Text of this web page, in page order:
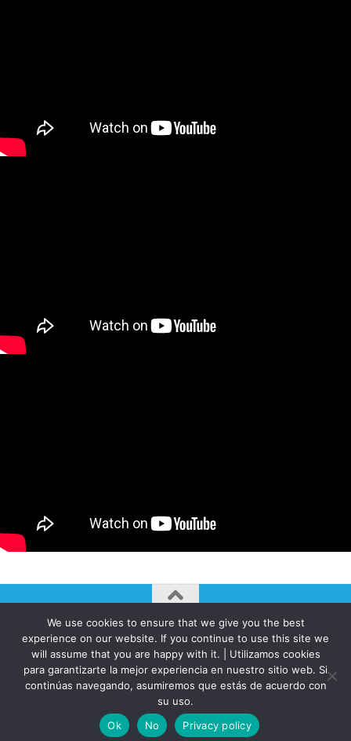
AUTOGIRO/el giro del arte actual © JAVIER MARTINEZ 2026. All
Rights Reserved.
Funciona con - Diseñado con elTema Hueman
We use cookies to ensure that we give you the best
experience on our website. If you continue to use this site we
will assume that you are happy with it. | Utilizamos cookies
para garantizarte la mejor experiencia en nuestro sitio web. Si
continúas navegando, asumiremos que estás de acuerdo con
su uso.
Ok
No Privacy policy